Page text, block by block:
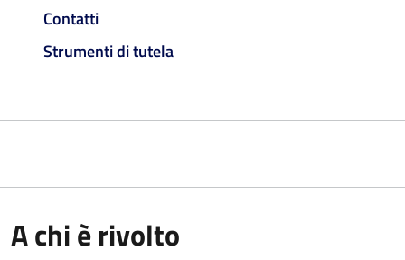
Contatti
Strumenti di tutela
A chi è rivolto